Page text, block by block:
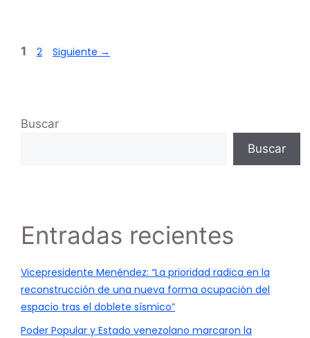
1 2 Siguiente →
Buscar
Buscar
Entradas recientes
Vicepresidente Menéndez: “La prioridad radica en la
reconstrucción de una nueva forma ocupación del
espacio tras el doblete sísmico”
Poder Popular y Estado venezolano marcaron la